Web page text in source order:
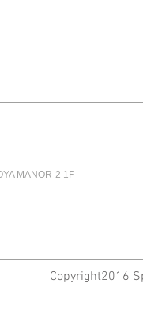
MANOR-2 1F
Copyright2016